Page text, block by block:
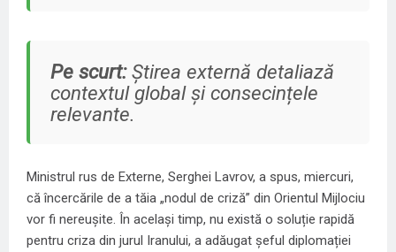
Pe scurt:Știrea externă detaliază
contextul global și consecințele
relevante.
Ministrul rus de Externe, Serghei Lavrov, a spus, miercuri,
că încercările de a tăia „nodul de criză” din Orientul Mijlociu
vor fi nereușite. În același timp, nu există o soluție rapidă
pentru criza din jurul Iranului, a adăugat șeful diplomației